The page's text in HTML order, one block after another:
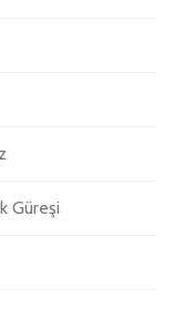
Güreşi